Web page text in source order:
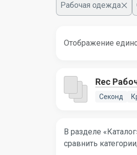
Рабочая одежда
Отображение
Rec
Секонд
В разделе
сравнить